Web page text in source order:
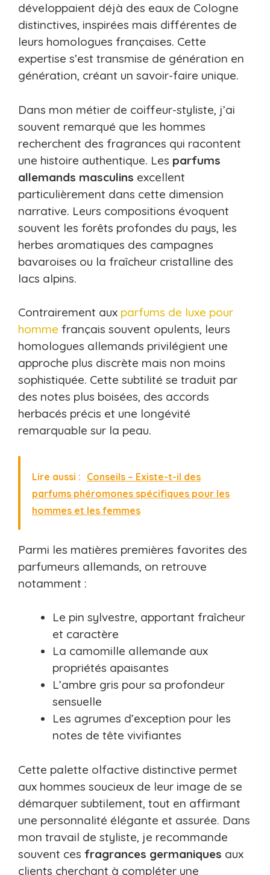
développaient déjà des eaux de Cologne
distinctives, inspirées mais différentes de
leurs homologues françaises. Cette
expertise s’est transmise de génération en
génération, créant un savoir-faire unique.
Dans mon métier de coiffeur-styliste, j’ai
souvent remarqué que les hommes
recherchent des fragrances qui racontent
une histoire authentique. Les parfums
allemands masculins excellent
particulièrement dans cette dimension
narrative. Leurs compositions évoquent
souvent les forêts profondes du pays, les
herbes aromatiques des campagnes
bavaroises ou la fraîcheur cristalline des
lacs alpins.
Contrairement aux parfums de luxe pour
homme français souvent opulents, leurs
homologues allemands privilégient une
approche plus discrète mais non moins
sophistiquée. Cette subtilité se traduit par
des notes plus boisées, des accords
herbacés précis et une longévité
remarquable sur la peau.
Lire aussi : Conseils – Existe-t-il des
parfums phéromones spécifiques pour les
hommes et les femmes
Parmi les matières premières favorites des
parfumeurs allemands, on retrouve
notamment :
Le pin sylvestre, apportant fraîcheur
et caractère
La camomille allemande aux
propriétés apaisantes
L’ambre gris pour sa profondeur
sensuelle
Les agrumes d’exception pour les
notes de tête vivifiantes
Cette palette olfactive distinctive permet
aux hommes soucieux de leur image de se
démarquer subtilement, tout en affirmant
une personnalité élégante et assurée. Dans
mon travail de styliste, je recommande
souvent ces fragrances germaniques aux
clients cherchant à compléter une